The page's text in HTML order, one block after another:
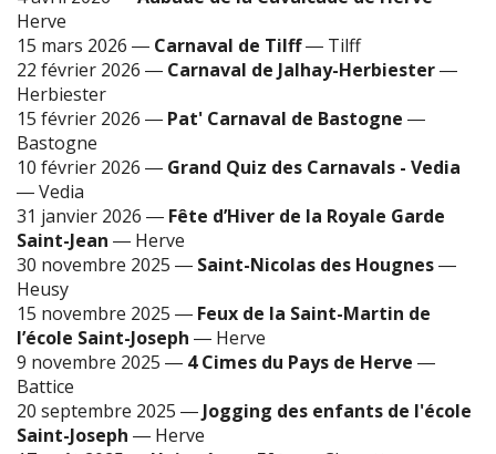
Herve
15 mars 2026 ― Carnaval de Tilff― Tilff
22 février 2026 ― Carnaval de Jalhay-Herbiester―
Herbiester
15 février 2026 ― Pat' Carnaval de Bastogne ―
Bastogne
10 février 2026 ― Grand Quiz des Carnavals - Vedia
―Vedia
31 janvier 2026 ― Fête d’Hiver de la Royale Garde
Saint-Jean ― Herve
30 novembre 2025 ― Saint-Nicolas des Hougnes―
Heusy
15 novembre 2025 ― Feux de la Saint-Martin de
l’école Saint-Joseph ― Herve
9 novembre 2025 ― 4 Cimes du Pays de Herve ―
Battice
20 septembre 2025 ― Jogging des enfants de l'école
Saint-Joseph ― Herve